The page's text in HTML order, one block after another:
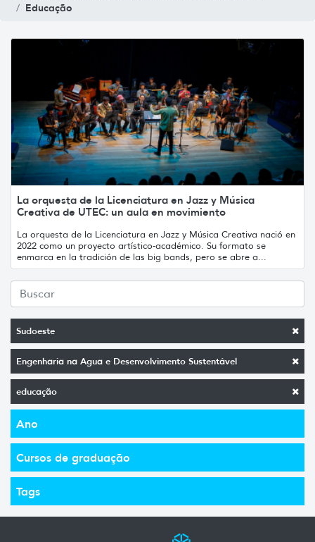
Educação
Sudoeste
Engenharia na Agua e Desenvolvimento Sustentável
educação
Ano
Cursos de graduação
Tags
La orquesta de la Licenciatura en Jazz y Música
Creativa de UTEC: un aula en movimiento
La orquesta de la Licenciatura en Jazz y Música Creativa nació en
2022 como un proyecto artístico-académico. Su formato se
enmarca en la tradición de las big bands, pero se abre a...